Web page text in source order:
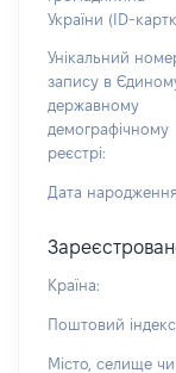
України (ID-
Унікальний
запису в
державному
демографічному
реєстрі:
Дата
Країна:
Поштовий
Місто, селище чи